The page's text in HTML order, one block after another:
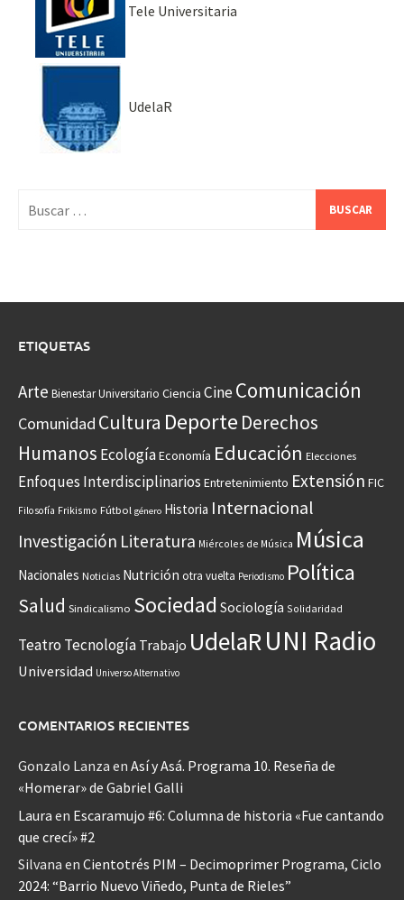
Tele Universitaria
UdelaR
ETIQUETAS
Arte Bienestar Universitario Ciencia CineComunicación
Comunidad Cultura Deporte Derechos
Humanos EcologíaEconomía Educación Elecciones
Enfoques Interdisciplinarios Entretenimiento Extensión FIC
Filosofía Frikismo Fútbol género Historia Internacional
Investigación Literatura Miércoles de Música Música
Nacionales Noticias Nutrición otra vuelta Periodismo Política
Salud Sindicalismo Sociedad Sociología Solidaridad
Teatro Tecnología Trabajo UdelaRUNI Radio
Universidad Universo Alternativo
COMENTARIOS RECIENTES
Gonzalo Lanza en Así y Asá. Programa 10. Reseña de
«Homerar» de Gabriel Galli
Laura en Escaramujo #6: Columna de historia «Fue cantando
que crecí» #2
Silvana en Cientotrés PIM – Decimoprimer Programa, Ciclo
2024: “Barrio Nuevo Viñedo, Punta de Rieles”